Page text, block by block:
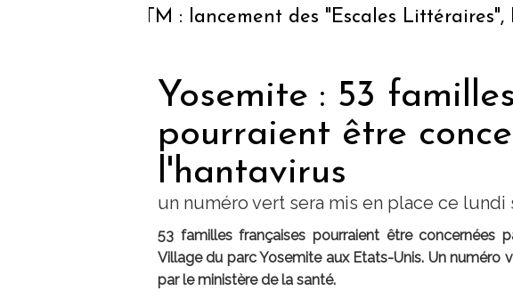
IFTM : lancement des "Escales Littéraires", la
Yosemite : 53
pourraient être
l'hantavirus
un numéro vert sera mis en place ce lundi
53 familles françaises pourraient être concernées
Village du parc Yosemite aux Etats-Unis. Un numéro
par le ministère de la santé.